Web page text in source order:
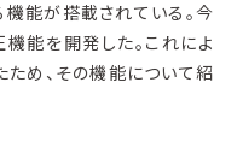
能が搭載されている。今
能を開発した。これによ
め、その機能について紹